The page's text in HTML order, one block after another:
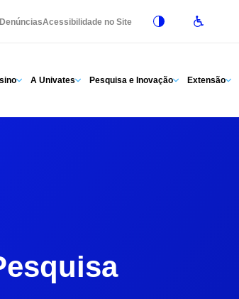
Acessibilidade no Site
A Univates Pesquisa e Inovação Extensão